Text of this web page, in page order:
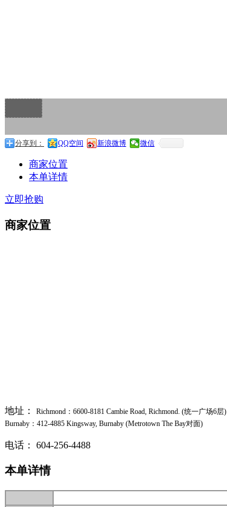
分享到： QQ空间 新浪微博 微信
商家位置
本单详情
立即抢购
商家位置
地址：
Richmond：6600-8181 Cambie Road, Richmond. (统一广场6层)
Burnaby：412-4885 Kingsway, Burnaby (Metrotown The Bay对面)
电话： 604-256-4488
本单详情